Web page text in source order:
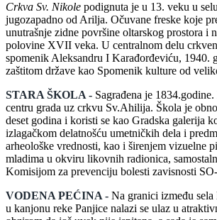
Crkva Sv. Nikole podignuta je u 13. veku u
jugozapadno od Arilja. Očuvane freske koje
unutrašnje zidne površine oltarskog prostora i
polovine XVII veka. U centralnom delu
spomenik Aleksandru I Karađorđeviću, 1940.
zaštitom države kao Spomenik kulture od
STARA ŠKOLA - Sagrađena je
centru grada uz crkvu Sv.Ahilija. Škola je
deset godina i koristi se kao Gradska galerija
izlagačkom delatnošću umetničkih dela i
arheološke vrednosti, kao i širenjem vizuelne
mladima u okviru likovnih radionica,
Komisijom za prevenciju bolesti zavisnosti
VODENA PEĆINA - Na granici između
u kanjonu reke Panjice nalazi se ulaz u